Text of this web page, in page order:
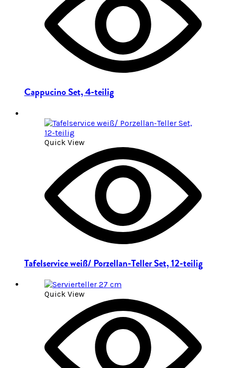
Cappucino Set, 4-teilig
Quick View
Tafelservice weiß/ Porzellan-Teller Set, 12-teilig
Quick View